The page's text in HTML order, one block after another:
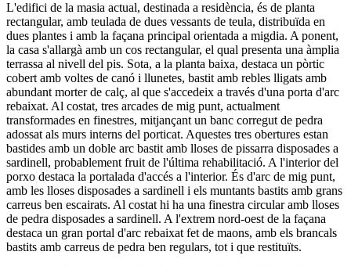
L'edifici de la masia actual, destinada a residència, és de planta
rectangular, amb teulada de dues vessants de teula, distribuïda en
dues plantes i amb la façana principal orientada a migdia. A ponent,
la casa s'allargà amb un cos rectangular, el qual presenta una àmplia
terrassa al nivell del pis. Sota, a la planta baixa, destaca un pòrtic
cobert amb voltes de canó i llunetes, bastit amb rebles lligats amb
abundant morter de calç, al que s'accedeix a través d'una porta d'arc
rebaixat. Al costat, tres arcades de mig punt, actualment
transformades en finestres, mitjançant un banc corregut de pedra
adossat als murs interns del porticat. Aquestes tres obertures estan
bastides amb un doble arc bastit amb lloses de pissarra disposades a
sardinell, probablement fruit de l'última rehabilitació. A l'interior del
porxo destaca la portalada d'accés a l'interior. És d'arc de mig punt,
amb les lloses disposades a sardinell i els muntants bastits amb grans
carreus ben escairats. Al costat hi ha una finestra circular amb lloses
de pedra disposades a sardinell. A l'extrem nord-oest de la façana
destaca un gran portal d'arc rebaixat fet de maons, amb els brancals
bastits amb carreus de pedra ben regulars, tot i que restituïts.